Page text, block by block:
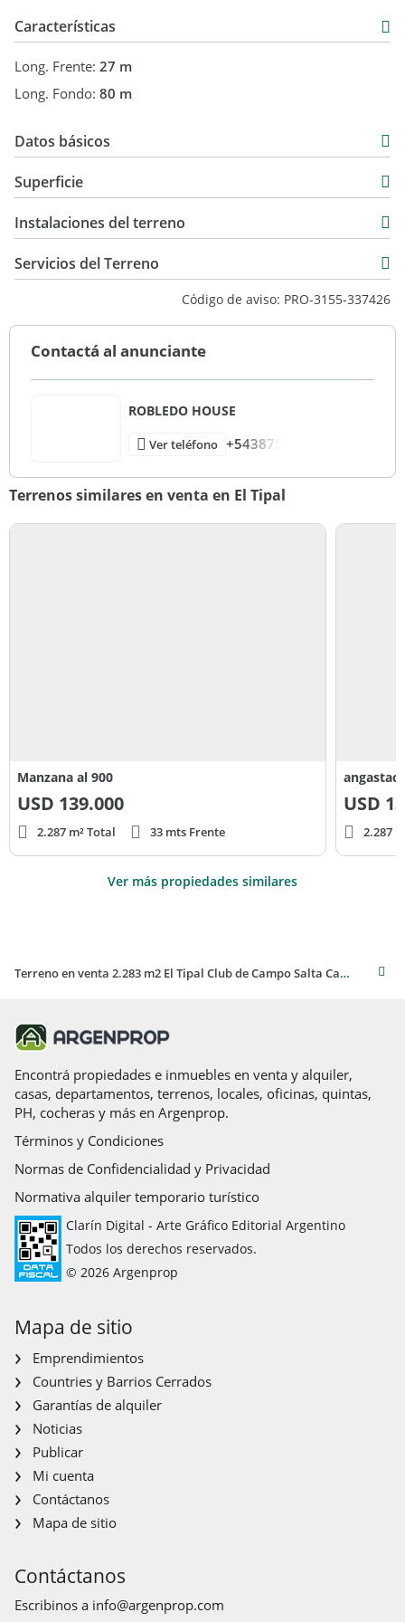
Características
Long. Frente: 27 m
Long. Fondo: 80 m
Datos básicos
Superficie
2.283 m2
Instalaciones del terreno
Servicios del Terreno
Código de aviso: PRO-3155-337426
Contactá al anunciante
ROBLEDO HOUSE
Ver teléfono +543875
Terrenos similares en venta en El Tipal
Manzana al 900
USD 139.000
2.287 m² Total 33 mts Frente
USD
2.287
Ver más propiedades similares
Terreno en venta 2.283 m2 El Tipal Club de Campo Salta Capital
Encontrá propiedades e inmuebles en venta y alquiler,
casas, departamentos, terrenos, locales, oficinas, quintas,
PH, cocheras y más en Argenprop.
Términos y Condiciones
Normas de Confidencialidad y Privacidad
Normativa alquiler temporario turístico
Clarín Digital - Arte Gráfico Editorial Argentino
Todos los derechos reservados.
© 2026 Argenprop
Mapa de sitio
Emprendimientos
Countries y Barrios Cerrados
Garantías de alquiler
Noticias
Publicar
Mi cuenta
Contáctanos
Mapa de sitio
Contáctanos
Escribinos a info@argenprop.com